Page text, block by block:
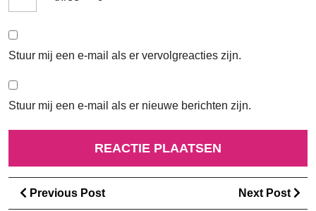
Stuur mij een e-mail als er vervolgreacties zijn.
Stuur mij een e-mail als er nieuwe berichten zijn.
Berichtnavigatie
Previous PostPrevious
Next Post